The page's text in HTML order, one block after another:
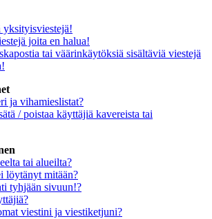
yksityisviestejä!
joita en halua!
tai väärinkäytöksiä sisältäviä viestejä
ja vihamieslistat?
/ poistaa käyttäjiä kavereista tai
tai alueilta?
löytänyt mitään?
tyhjään sivuun!?
viestini ja viestiketjuni?